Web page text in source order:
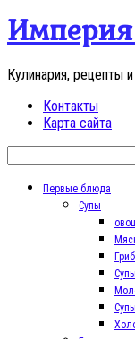
Перейти
контенту
Кулинария, рецепты
Контакты
Карта сайта
Первые блюда
Супы